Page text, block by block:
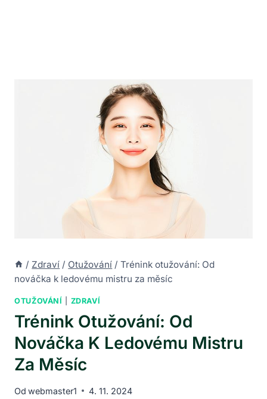
/ Zdraví / Otužování / Trénink otužování: Od
nováčka k ledovému mistru za měsíc
OTUŽOVÁNÍ ZDRAVÍ
Trénink Otužování: Od
Nováčka K Ledovému Mistru
Za Měsíc
Od webmaster1 4. 11. 2024